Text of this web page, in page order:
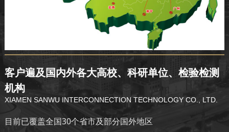
客户遍及国内外各大高校、科研单位、检验检测
机构
XIAMEN SANWU INTERCONNECTION TECHNOLOGY CO., LTD.
目前已覆盖全国30个省市及部分国外地区